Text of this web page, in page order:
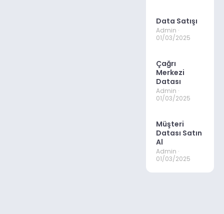
Data Satışı
Admin
01/03/2025
Çağrı
Merkezi
Datası
Admin
01/03/2025
Müşteri
Datası Satın
Al
Admin
01/03/2025